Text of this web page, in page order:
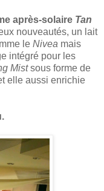
après-solaire Tan
nouveautés, un lait
le Nivea mais
intégré pour les
Mistsous forme de
elle aussi enrichie